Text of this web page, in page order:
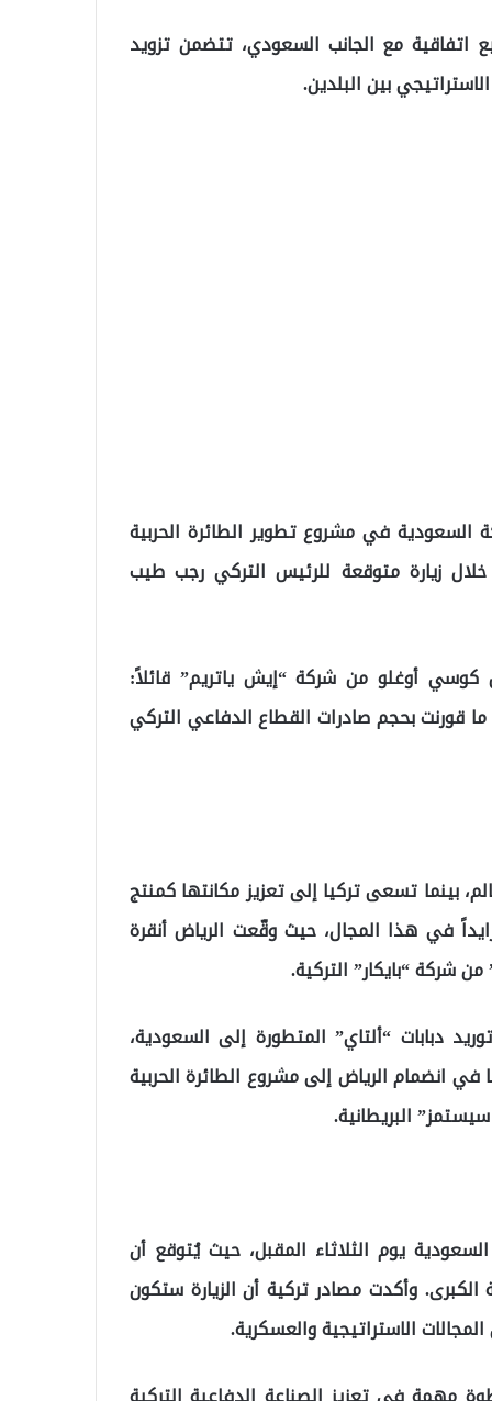
مع الجانب السعودي، تتضمن تزويد
بين البلدين.
السعودية في مشروع تطوير الطائرة الحربية
خلال زيارة متوقعة للرئيس التركي رجب طيب
أوغلو من شركة “إيش ياتريم” قائلاً:
خاصة إذا ما قورنت بحجم صادرات القطاع الدفاعي التركي
بينما تسعى تركيا إلى تعزيز مكانتها كمنتج
في هذا المجال، حيث وقّعت الرياض أنقرة
دبابات “ألتاي” المتطورة إلى السعودية،
انضمام الرياض إلى مشروع الطائرة الحربية
البريطانية.
يوم الثلاثاء المقبل، حيث يُتوقع أن
وأكدت مصادر تركية أن الزيارة ستكون
الاستراتيجية والعسكرية.